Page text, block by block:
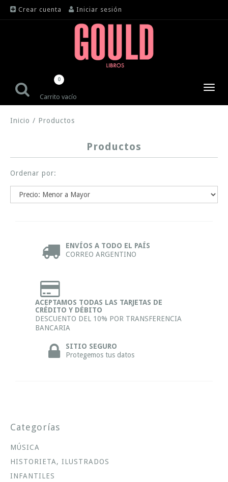
Crear cuenta Iniciar sesión
Carrito vacío
0
Inicio / Productos
Productos
Ordenar por:
ENVÍOS A TODO EL PAÍS
CORREO ARGENTINO
ACEPTAMOS TODAS LAS TARJETAS DE
CRÉDITO Y DÉBITO
DESCUENTO DEL 10% POR TRANSFERENCIA
BANCARIA
SITIO SEGURO
Protegemos tus datos
Categorías
MÚSICA
HISTORIETA, ILUSTRADOS
INFANTILES